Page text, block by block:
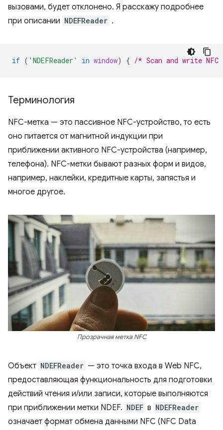
вызовами, будет отклонено. Я расскажу подробнее
при описании NDEFReader .
if ( 'NDEFReader' in window) { /* Scan and write NFC
Терминология
NFC-метка — это пассивное NFC-устройство, то есть
оно питается от магнитной индукции при
приближении активного NFC-устройства (например,
телефона). NFC-метки бывают разных форм и видов,
например, наклейки, кредитные карты, запястья и
многое другое.
Прозрачная метка NFC
Объект NDEFReader — это точка входа в Web NFC,
предоставляющая функциональность для подготовки
действий чтения и/или записи, которые выполняются
при приближении метки NDEF. NDEF в NDEFReader
означает формат обмена данными NFC (NFC Data